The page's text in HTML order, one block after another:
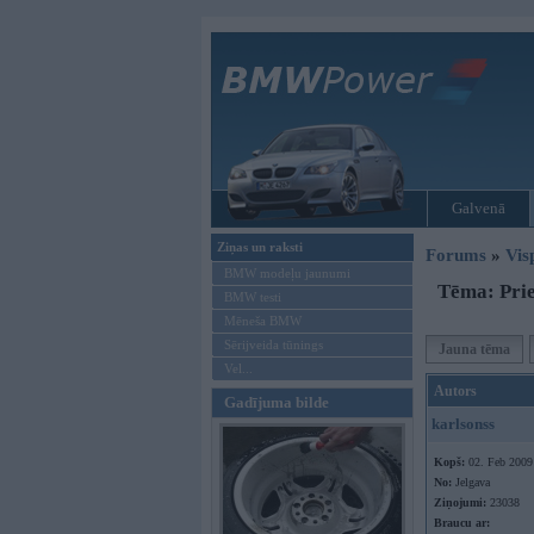
Galvenā
Ziņas un raksti
BMW modeļu jaunumi
BMW testi
Mēneša BMW
Sērijveida tūnings
Vel...
Gadījuma bilde
Forums »
Tēma:
Jauna tēma
Autors
karlsonss
Kopš: 02. Feb 2009
No: Jelgava
Ziņojumi: 23038
Braucu ar: